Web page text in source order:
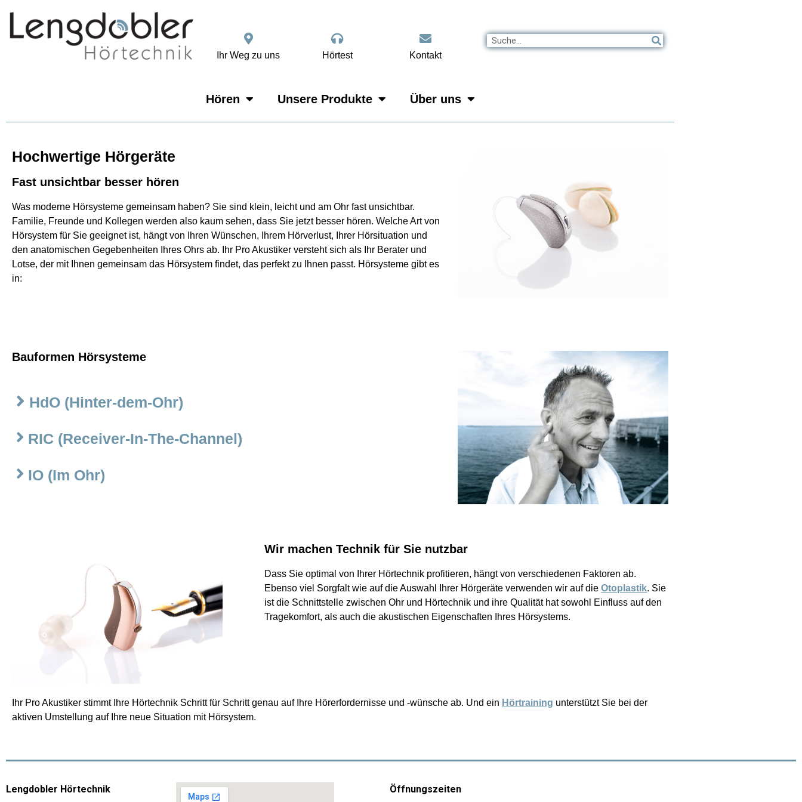
Ihr Weg zu uns Hörtest Kontakt
Hören Unsere Produkte Über uns
Hochwertige Hörgeräte
Fast unsichtbar besser hören
Was moderne Hörsysteme gemeinsam haben? Sie sind klein, leicht und am Ohr fast unsichtbar.
Familie, Freunde und Kollegen werden also kaum sehen, dass Sie jetzt besser hören. Welche Art von
Hörsystem für Sie geeignet ist, hängt von Ihren Wünschen, Ihrem Hörverlust, Ihrer Hörsituation und
den anatomischen Gegebenheiten Ihres Ohrs ab. Ihr Pro Akustiker versteht sich als Ihr Berater und
Lotse, der mit Ihnen gemeinsam das Hörsystem findet, das perfekt zu Ihnen passt. Hörsysteme gibt es
in:
Bauformen Hörsysteme
HdO (Hinter-dem-Ohr)
RIC (Receiver-In-The-Channel)
IO (Im Ohr)
Wir machen Technik für Sie nutzbar
Dass Sie optimal von Ihrer Hörtechnik profitieren, hängt von verschiedenen Faktoren ab.
Ebenso viel Sorgfalt wie auf die Auswahl Ihrer Hörgeräte verwenden wir auf dieOtoplastik. Sie
ist die Schnittstelle zwischen Ohr und Hörtechnik und ihre Qualität hat sowohl Einfluss auf den
Tragekomfort, als auch die akustischen Eigenschaften Ihres Hörsystems.
Ihr Pro Akustiker stimmt Ihre Hörtechnik Schritt für Schritt genau auf Ihre Hörerfordernisse und -wünsche ab. Und ein Hörtraining unterstützt Sie bei der
aktiven Umstellung auf Ihre neue Situation mit Hörsystem.
Lengdobler Hörtechnik Öffnungszeiten